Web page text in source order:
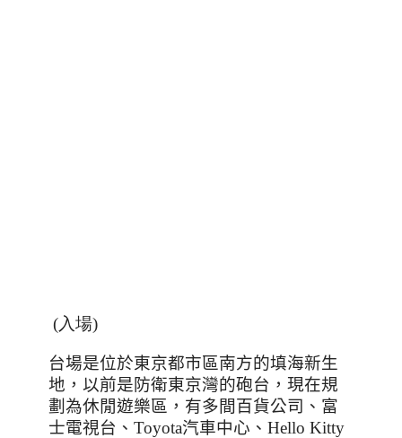
(入場)
台場是位於東京都市區南方的填海新生
地，以前是防衛東京灣的砲台，現在規
劃為休閒遊樂區，有多間百貨公司、富
士電視台、 Toyota汽車中心、 Hello Kitty